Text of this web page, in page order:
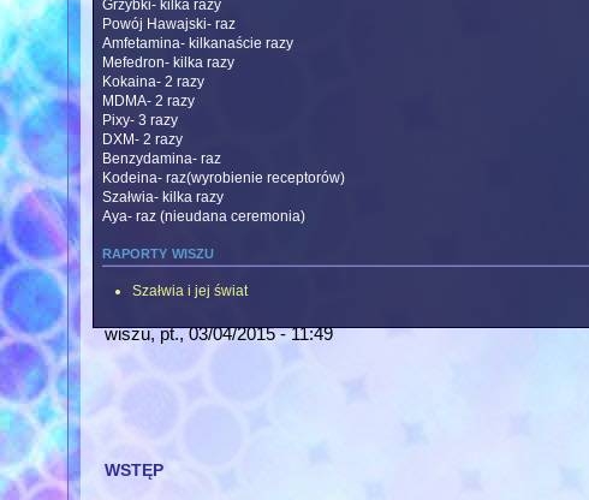
Grzybki- kilka razy
Powój Hawajski- raz
Amfetamina- kilkanaście razy
Mefedron- kilka razy
Kokaina- 2 razy
MDMA- 2 razy
Pixy- 3 razy
DXM- 2 razy
Benzydamina- raz
Kodeina- raz(wyrobienie receptorów)
Szałwia- kilka razy
Aya- raz (nieudana ceremonia)
raporty wiszu
Szałwia i jej świat
wiszu, pt., 03/04/2015 - 11:49
WSTĘP